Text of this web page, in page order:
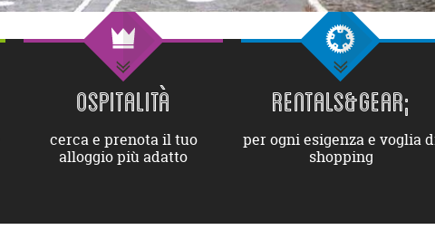
OSPITALITÀ
cerca e prenota il tuo
alloggio più adatto
RENTALS&GEAR;
per ogni esigenza e voglia
shopping